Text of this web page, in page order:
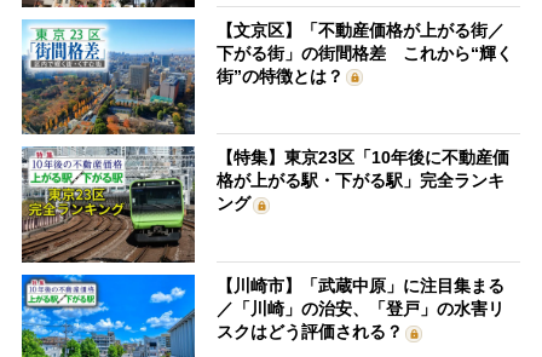
【文京区】「不動産価格が上がる街／
下がる街」の街間格差 これから“輝く
街”の特徴とは？
【特集】東京23区「10年後に不動産価
格が上がる駅・下がる駅」完全ランキ
ング
【川崎市】「武蔵中原」に注目集まる
／「川崎」の治安、「登戸」の水害リ
スクはどう評価される？